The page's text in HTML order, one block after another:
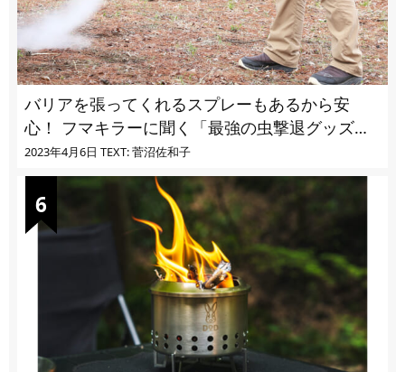
バリアを張ってくれるスプレーもあるから安
心！ フマキラーに聞く「最強の虫撃退グッズ
vol.4」【キャンプサイトで使う虫よけ】
2023年4月6日 TEXT: 菅沼佐和子